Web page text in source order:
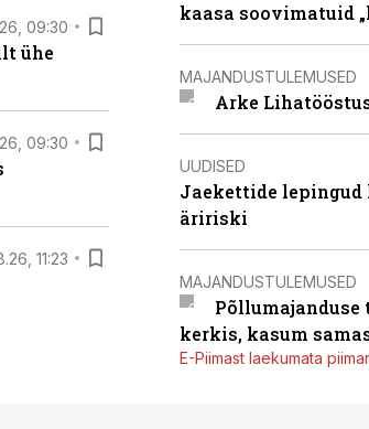
09:30
ühe
09:30
11:23
kaasa soovimatuid
MAJANDUSTULEMUSED
Arke
UUDISED
Jaekettide lepingud
äririski
MAJANDUSTULEMUSED
kerkis, kasum
E-Piimast laekumata